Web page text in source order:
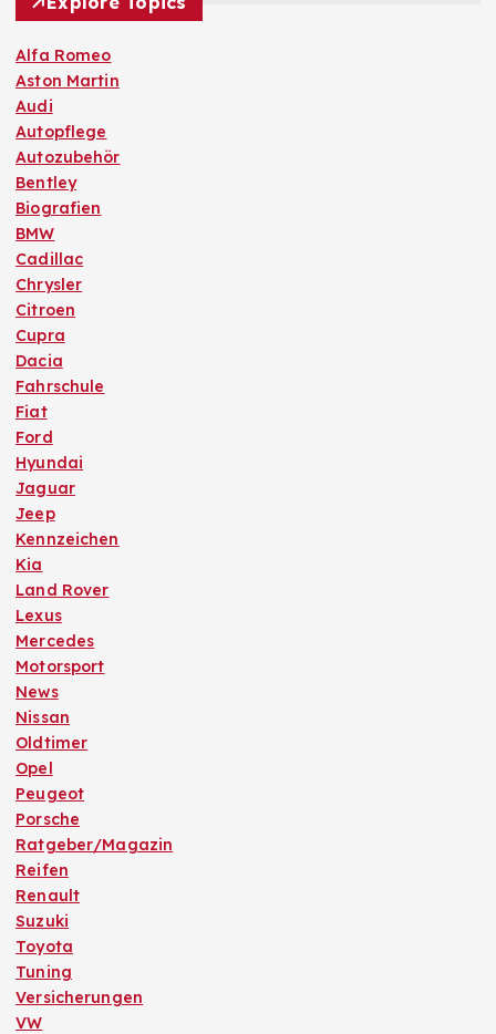
Alfa Romeo
Aston Martin
Audi
Autopflege
Autozubehör
Bentley
Biografien
BMW
Cadillac
Chrysler
Citroen
Cupra
Dacia
Fahrschule
Fiat
Ford
Hyundai
Jaguar
Jeep
Kennzeichen
Kia
Land Rover
Lexus
Mercedes
Motorsport
News
Nissan
Oldtimer
Opel
Peugeot
Porsche
Ratgeber/Magazin
Reifen
Renault
Suzuki
Toyota
Tuning
Versicherungen
VW